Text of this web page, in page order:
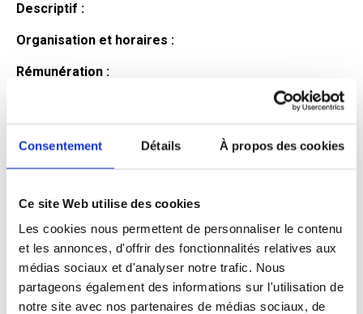
Consentement Détails À propos des cookies
Ce site Web utilise des cookies
Les cookies nous permettent de personnaliser le contenu
et les annonces, d'offrir des fonctionnalités relatives aux
médias sociaux et d'analyser notre trafic. Nous
partageons également des informations sur l'utilisation de
notre site avec nos partenaires de médias sociaux, de
Descriptif :
Organisation et horaires :
Rémunération :
Profil du
candidat
Qualifications et diplômes :
Profil recherché :